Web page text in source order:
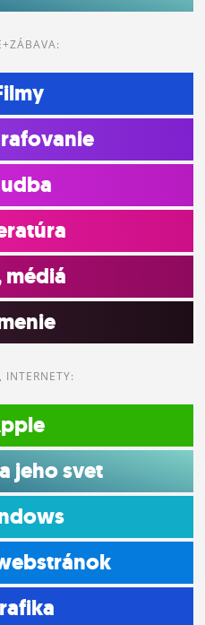
médiá
INTERNETY:
jeho svet